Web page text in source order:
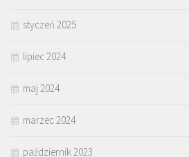
styczeń 2025
lipiec 2024
maj 2024
marzec 2024
październik 2023